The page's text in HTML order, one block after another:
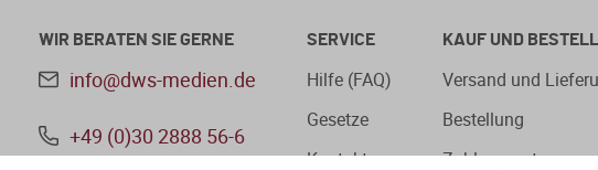
WIR BERATEN SIE GERNE
info@dws-medien.de
+49 (0)30 2888 56-6
SERVICE
Hilfe (FAQ)
Gesetze
Kontakt
KAUF UND
Versand und
Bestellung
Zahlungsarten